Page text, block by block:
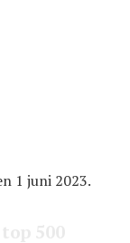
1 juni 2023.